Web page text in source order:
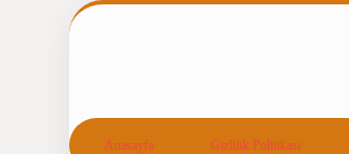
Anasayfa Gizlilik Politikası